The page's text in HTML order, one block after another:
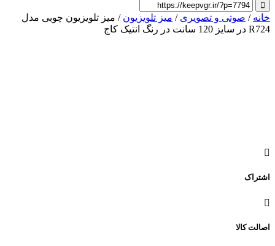
خانه / صوتی و تصویری / میز تلویزیون / میز تلویزیون چوبی مدل
R724 در سایز 120 سانت در رنگ انتیک کاج
اشتراک
اصالت کالا